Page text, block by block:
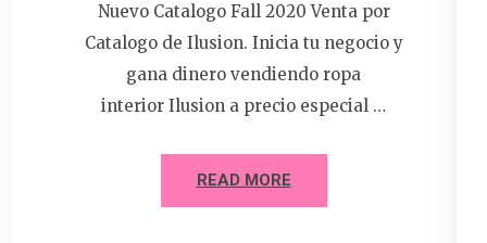
Nuevo Catalogo Fall 2020 Venta por
Catalogo de Ilusion. Inicia tu negocio y
gana dinero vendiendo ropa
interior Ilusion a precio especial …
READ MORE